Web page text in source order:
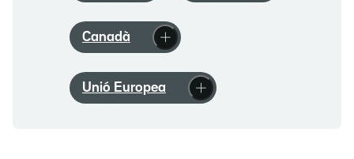
Canadà
Unió Europea